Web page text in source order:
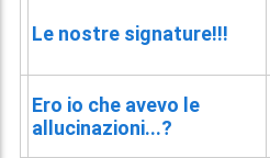
Le nostre signature!!!
Ero io che avevo le
allucinazioni...?